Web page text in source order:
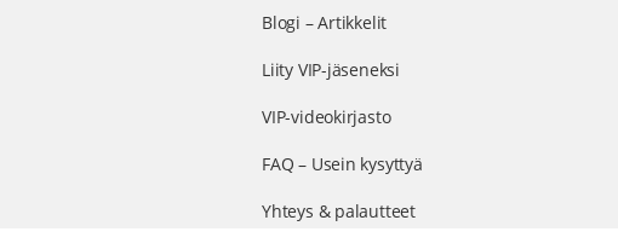
Blogi – Artikkelit
Liity VIP-jäseneksi
VIP-videokirjasto
FAQ – Usein kysyttyä
Yhteys & palautteet